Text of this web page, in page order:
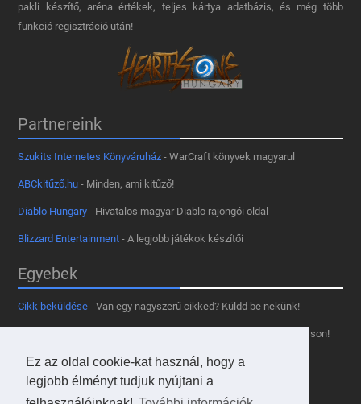
Ez az oldal cookie-kat használ, hogy a
legjobb élményt tudjuk nyújtani a
pakli készítő, aréna értékek, teljes kártya adatbázis, és még több
funkció regisztráció után!
Partnereink
Szukits Internetes Könyváruház - WarCraft könyvek magyarul
ABCkitűző.hu - Minden, ami kitűző!
Diablo Hungary - Hivatalos magyar Diablo rajongói oldal
Blizzard Entertainment - A legjobb játékok készítői
Egyebek
Cikk beküldése - Van egy nagyszerű cikked? Küldd be nekünk!
- Tetszik az oldal? Segíts, hogy fennmaradhasson!
Kapcsolat, médiaajánlat- Lépj velünk kapcsolatba!
Használd a tooltipünket- A saját oldaladon is!